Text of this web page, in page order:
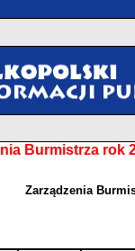
Burmistrza rok
Zarządzenia